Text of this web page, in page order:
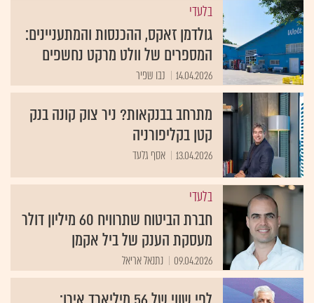
בלעדי
גולדמן זאקס, ההכנסות והמתעניינים:
המספרים של וולט מרקט נחשפים
14.04.2026 נבו שפיר
מתרחב בבנקאות? ניר צוק קונה בנק
קטן בקליפורניה
13.04.2026 אסף גלעד
בלעדי
חברת הביטוח שתרוויח 60 מיליון דולר
מעסקת הענק של ביל אקמן
09.04.2026 נתנאל אריאל